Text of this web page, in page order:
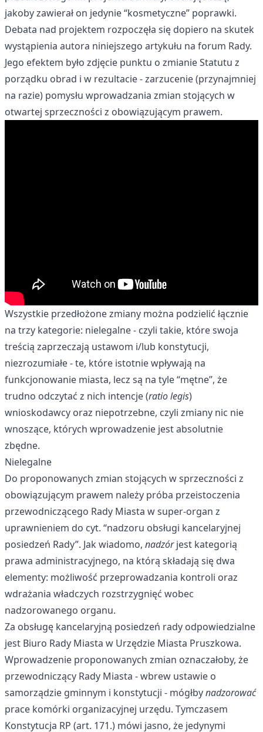
jakoby zawierał on jedynie “kosmetyczne” poprawki.
Debata nad projektem rozpoczęła się dopiero na skutek
wystąpienia autora niniejszego artykułu na forum Rady.
Jego efektem było zdjęcie punktu o zmianie Statutu z
porządku obrad i w rezultacie - zarzucenie (przynajmniej
na razie) pomysłu wprowadzania zmian stojących w
otwartej sprzeczności z obowiązującym prawem.
Wszystkie przedłożone zmiany można podzielić łącznie
na trzy kategorie: nielegalne - czyli takie, które swoja
treścią zaprzeczają ustawom i/lub konstytucji,
niezrozumiałe - te, które istotnie wpływają na
funkcjonowanie miasta, lecz są na tyle “mętne”, że
trudno odczytać z nich intencje (ratio legis)
wnioskodawcy oraz niepotrzebne, czyli zmiany nic nie
wnoszące, których wprowadzenie jest absolutnie
zbędne.
Nielegalne
Do proponowanych zmian stojących w sprzeczności z
obowiązującym prawem należy próba przeistoczenia
przewodniczącego Rady Miasta w super-organ z
uprawnieniem do cyt. “nadzoru obsługi kancelaryjnej
posiedzeń Rady”. Jak wiadomo, nadzórjest kategorią
prawa administracyjnego, na którą składają się dwa
elementy: możliwość przeprowadzania kontroli oraz
wdrażania władczych rozstrzygnięć wobec
nadzorowanego organu.
Za obsługę kancelaryjną posiedzeń rady odpowiedzialne
jest Biuro Rady Miasta w Urzędzie Miasta Pruszkowa.
Wprowadzenie proponowanych zmian oznaczałoby, że
przewodniczący Rady Miasta - wbrew ustawie o
samorządzie gminnym i konstytucji - mógłbynadzorować
prace komórki organizacyjnej urzędu. Tymczasem
Konstytucja RP (art. 171.) mówi jasno, że jedynymi